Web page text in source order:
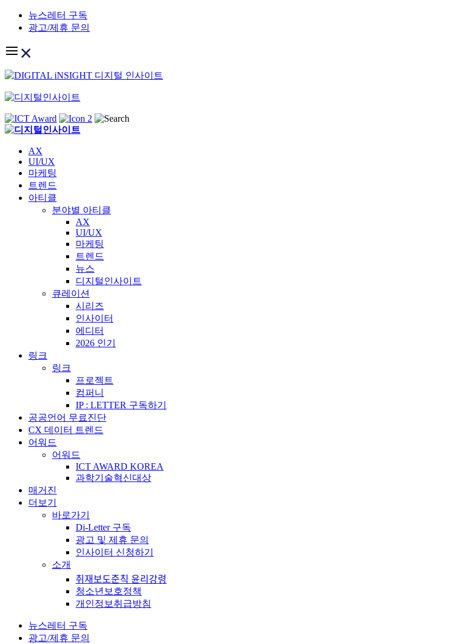
Skip
content
뉴스레터 구독
광고/제휴 문의
AX
UI/UX
마케팅
트렌드
아티클
분야별 아티클
AX
UI/UX
마케팅
트렌드
뉴스
디지털인사이트
큐레이션
시리즈
인사이터
에디터
2026 인기
링크
링크
프로젝트
컴퍼니
IP : LETTER 구독하기
공공언어 무료진단
CX 데이터 트렌드
어워드
어워드
ICT AWARD KOREA
과학기술혁신대상
매거진
더보기
바로가기
Di-Letter 구독
광고 및 제휴 문의
인사이터 신청하기
소개
취재보도준칙 윤리강령
청소년보호정책
개인정보취급방침
뉴스레터 구독
광고/제휴 문의